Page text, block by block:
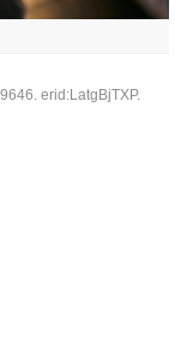
erid:LatgBjTXP.